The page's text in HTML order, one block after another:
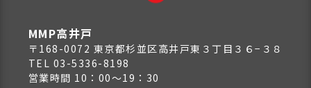
MMP高井戸
〒168-0072 東京都杉並区高井戸東３丁目３６−３８
TEL 03-5336-8198
営業時間 10：00～19：30